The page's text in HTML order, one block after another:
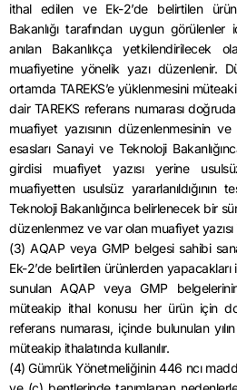
ithal edilen ve Ek-2’de belirtilen
Bakanlığı tarafından uygun
anılan Bakanlıkça yetkilendirilecek
muafiyetine yönelik yazı düzenlenir.
ortamda TAREKS’e yüklenmesini
dair TAREKS referans numarası
muafiyet yazısının düzenlenmesinin
esasları Sanayi ve Teknoloji
girdisi muafiyet yazısı yerine
muafiyetten usulsüz
Teknoloji Bakanlığınca belirlenecek bir
düzenlenmez ve var olan muafiyet yazısı
(3) AQAP veya GMP belgesi sahibi
Ek-2’de belirtilen ürünlerden
sunulan AQAP veya GMP belgelerinin
müteakip ithal konusu her ürün için
referans numarası, içinde bulunulan
müteakip ithalatında kullanılır.
(4) Gümrük Yönetmeliğinin 446 ncı